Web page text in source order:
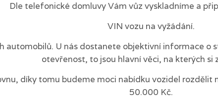
Dle telefonické domluvy Vám vůz vyskladníme a
VIN vozu na vyžádání.
automobilů. U nás dostanete objektivní informace o
otevřenost, to jsou hlavní věci, na kterých si
díky tomu budeme moci nabídku vozidel
50.000 Kč.